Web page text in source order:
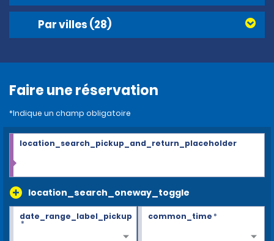
Par villes (28)
Faire une réservation
*Indique un champ obligatoire
location_search_oneway_toggle
location_search_pickup_and_return_placeholder
date_range_label_pickup
*
common_time*